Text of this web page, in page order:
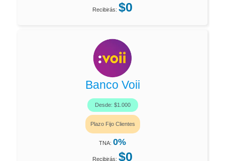
Recibirás: $0
Banco Voii
Desde: $1.000
Plazo Fijo Clientes
TNA: 0%
Recibirás: $0